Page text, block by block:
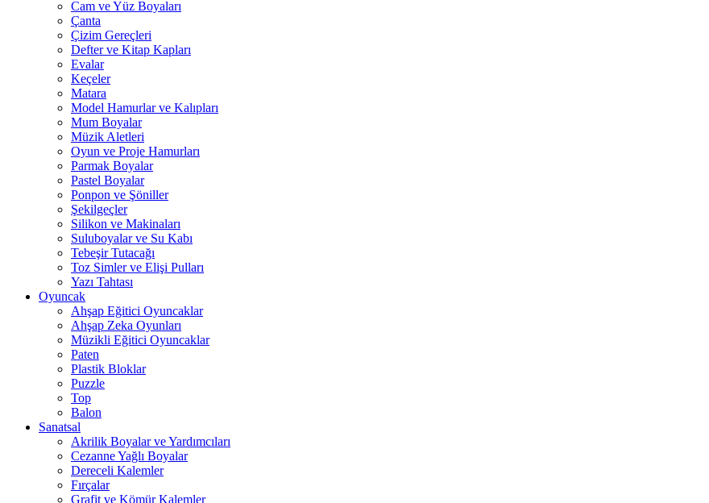
Cam ve Yüz Boyaları
Çanta
Çizim Gereçleri
Defter ve Kitap Kapları
Evalar
Keçeler
Matara
Model Hamurlar ve Kalıpları
Mum Boyalar
Müzik Aletleri
Oyun ve Proje Hamurları
Parmak Boyalar
Pastel Boyalar
Ponpon ve Şöniller
Şekilgeçler
Silikon ve Makinaları
Suluboyalar ve Su Kabı
Tebeşir Tutacağı
Toz Simler ve Elişi Pulları
Yazı Tahtası
Oyuncak
Ahşap Eğitici Oyuncaklar
Ahşap Zeka Oyunları
Müzikli Eğitici Oyuncaklar
Paten
Plastik Bloklar
Puzzle
Top
Balon
Sanatsal
Akrilik Boyalar ve Yardımcıları
Cezanne Yağlı Boyalar
Dereceli Kalemler
Fırçalar
Grafit ve Kömür Kalemler